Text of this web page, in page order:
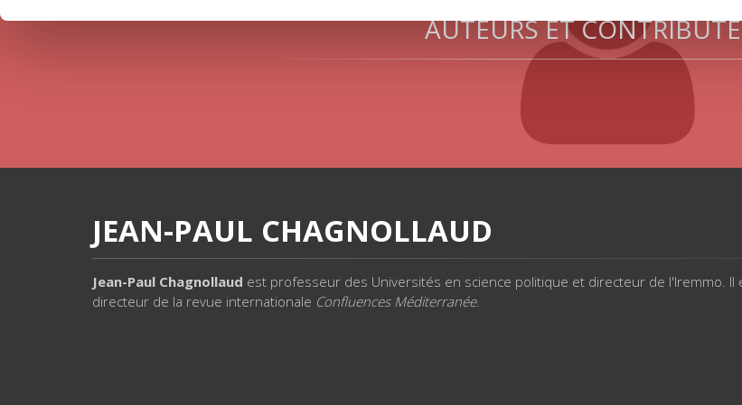
consentement AUTEURS ET
JEAN-PAUL CHAGNOLLAUD
Jean-Paul Chagnollaud est professeur des Universités en science politique et directeur de l'Iremmo. Il
directeur de la revue internationale Confluences Méditerranée.